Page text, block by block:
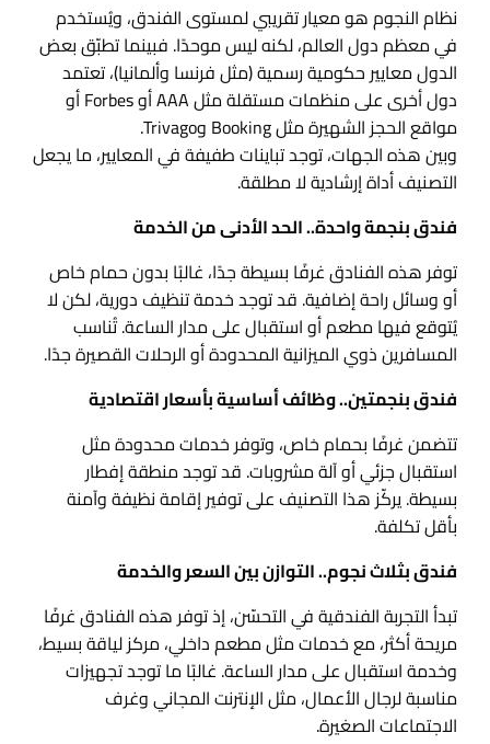
نظام النجوم هو معيار تقريبي لمستوى الفندق، ويُستخدم
في معظم دول العالم، لكنه ليس موحدًا. فبينما تطبّق بعض
الدول معايير حكومية رسمية (مثل فرنسا وألمانيا)، تعتمد
دول أخرى على منظمات مستقلة مثل AAA أو Forbes أو
مواقع الحجز الشهيرة مثل Booking وTrivago.
وبين هذه الجهات، توجد تباينات طفيفة في المعايير، ما يجعل
التصنيف أداة إرشادية لا مطلقة.
فندق بنجمة واحدة.. الحد الأدنى من الخدمة
توفر هذه الفنادق غرفًا بسيطة جدًا، غالبًا بدون حمام خاص
أو وسائل راحة إضافية. قد توجد خدمة تنظيف دورية، لكن لا
يُتوقع فيها مطعم أو استقبال على مدار الساعة. تُناسب
المسافرين ذوي الميزانية المحدودة أو الرحلات القصيرة جدًا.
فندق بنجمتين.. وظائف أساسية بأسعار اقتصادية
تتضمن غرفًا بحمام خاص، وتوفر خدمات محدودة مثل
استقبال جزئي أو آلة مشروبات. قد توجد منطقة إفطار
بسيطة. يركّز هذا التصنيف على توفير إقامة نظيفة وآمنة
بأقل تكلفة.
فندق بثلاث نجوم.. التوازن بين السعر والخدمة
تبدأ التجربة الفندقية في التحسّن، إذ توفر هذه الفنادق غرفًا
مريحة أكثر، مع خدمات مثل مطعم داخلي، مركز لياقة بسيط،
وخدمة استقبال على مدار الساعة. غالبًا ما توجد تجهيزات
مناسبة لرجال الأعمال، مثل الإنترنت المجاني وغرف
الاجتماعات الصغيرة.